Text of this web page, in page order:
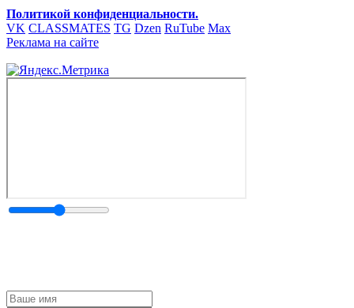
Политикой конфиденциальности.
VK CLASSMATES TG Dzen RuTube Max
Реклама на сайте